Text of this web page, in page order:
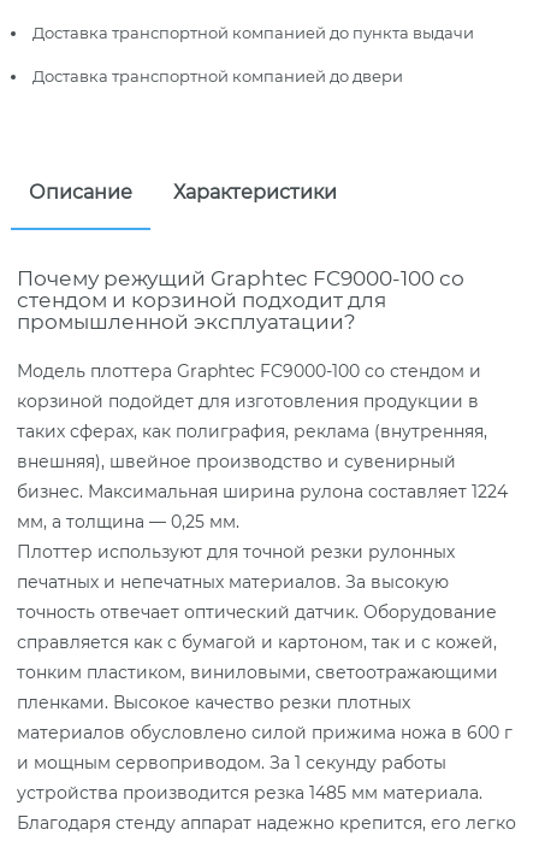
Доставка транспортной компанией до пункта выдачи
Доставка транспортной компанией до двери
Описание Характеристики
Почему режущий Graphtec FC9000-100 со
стендом и корзиной подходит для
промышленной эксплуатации?
Модель плоттера Graphtec FC9000-100 со стендом и
корзиной подойдет для изготовления продукции в
таких сферах, как полиграфия, реклама (внутренняя,
внешняя), швейное производство и сувенирный
бизнес. Максимальная ширина рулона составляет 1224
мм, а толщина — 0,25 мм.
Плоттер используют для точной резки рулонных
печатных и непечатных материалов. За высокую
точность отвечает оптический датчик. Оборудование
справляется как с бумагой и картоном, так и с кожей,
тонким пластиком, виниловыми, светоотражающими
пленками. Высокое качество резки плотных
материалов обусловлено силой прижима ножа в 600 г
и мощным сервоприводом. За 1 секунду работы
устройства производится резка 1485 мм материала.
Благодаря стенду аппарат надежно крепится, его легко